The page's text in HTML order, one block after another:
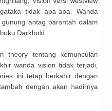
tidak apa-apa. Wanda
antag barantah dalam
Darkhold.
theory tentang kemunculan
wanda vision tidak terjadi,
ini tetap berkahir dengan
dengan akan hadirnya